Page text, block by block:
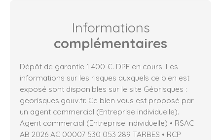
Informations
complémentaires
Dépôt de garantie 1 400 €. DPE en cours. Les
informations sur les risques auxquels ce bien est
exposé sont disponibles sur le site Géorisques :
georisques.gouv.fr. Ce bien vous est proposé par
un agent commercial (Entreprise individuelle).
Agent commercial (Entreprise individuelle) • RSAC
AB 2026 AC 00007 530 053 289 TARBES • RCP